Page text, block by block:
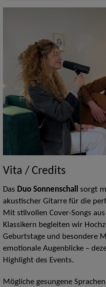
Vita / Credits
Das Duo Sonnenschall
sorgt
akustischer Gitarre für die
Mit stilvollen Cover-Songs
Klassikern begleiten wir
Geburtstage und besondere
emotionale Augenblicke –
Highlight des Events.
Mögliche gesungene